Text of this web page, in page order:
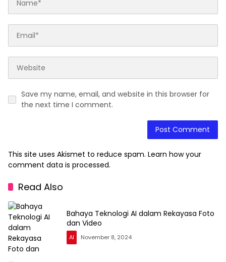
Save my name, email, and website in this browser for
the next time I comment.
This site uses Akismet to reduce spam. Learn how your
comment data is processed.
Read Also
Bahaya Teknologi AI dalam Rekayasa Foto
dan Video
AI November 8, 2024